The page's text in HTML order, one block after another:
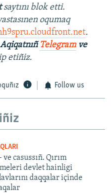
saytını blok etti.
oqumaq
.
Telegramve
etiñiz.
Follow us
ve casussıñ. Qırım
devlet hainligi
daqqalar içinde